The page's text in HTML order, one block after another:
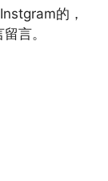
的，
言。